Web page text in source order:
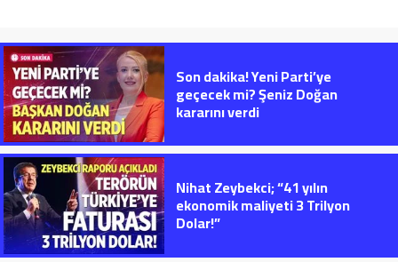
Son dakika! Yeni Parti’ye
geçecek mi? Şeniz Doğan
kararını verdi
Nihat Zeybekci; “41 yılın
ekonomik maliyeti 3 Trilyon
Dolar!”